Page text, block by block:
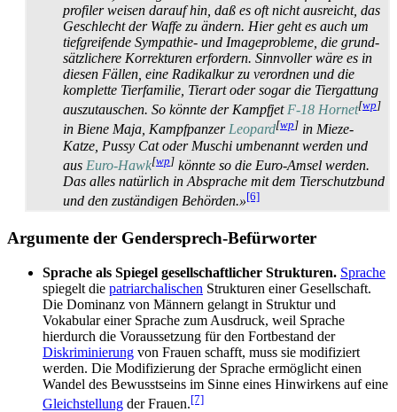
profiler weisen darauf hin, daß es oft nicht ausreicht, das
Geschlecht der Waffe zu ändern. Hier geht es auch um
tiefgreifende Sympathie- und Image­probleme, die grund­
sätzlichere Korrekturen erfordern. Sinnvoller wäre es in
diesen Fällen, eine Radikalkur zu verordnen und die
komplette Tierfamilie, Tierart oder sogar die Tiergattung
auszutauschen. So könnte der KampfjetF-18 Hornet[wp]
in Biene Maja, KampfpanzerLeopard[wp] in Mieze-
Katze, Pussy Cat oder Muschi umbenannt werden und
aus Euro-Hawk[wp] könnte so die Euro-Amsel werden.
Das alles natürlich in Absprache mit dem Tier­schutz­bund
und den zuständigen Behörden.»[6]
Argumente der Gendersprech-Befürworter
Sprache als Spiegel gesellschaftlicher Strukturen. Sprache
spiegelt die patriarchalischen Strukturen einer Gesellschaft.
Die Dominanz von Männern gelangt in Struktur und
Vokabular einer Sprache zum Ausdruck, weil Sprache
hierdurch die Voraussetzung für den Fortbestand der
Diskriminierung von Frauen schafft, muss sie modifiziert
werden. Die Modifizierung der Sprache ermöglicht einen
Wandel des Bewusstseins im Sinne eines Hinwirkens auf eine
Gleichstellung der Frauen.[7]